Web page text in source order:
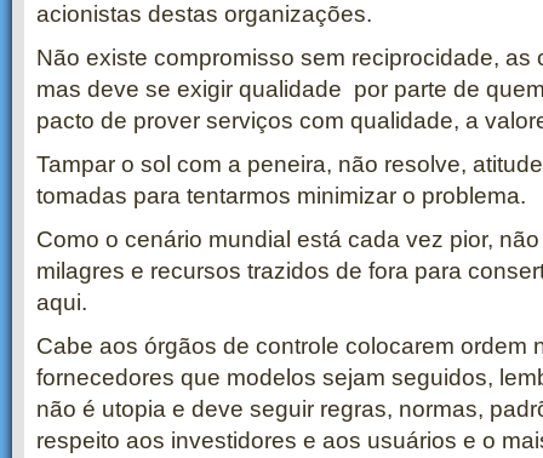
acionistas destas organizações.
Não existe compromisso sem reciprocidade,
mas deve se exigir qualidade por parte de
pacto de prover serviços com qualidade, a
Tampar o sol com a peneira, não resolve,
tomadas para tentarmos minimizar o problema.
Como o cenário mundial está cada vez pior,
milagres e recursos trazidos de fora para
aqui.
Cabe aos órgãos de controle colocarem ordem
fornecedores que modelos sejam seguidos,
não é utopia e deve seguir regras, normas,
respeito aos investidores e aos usuários e o